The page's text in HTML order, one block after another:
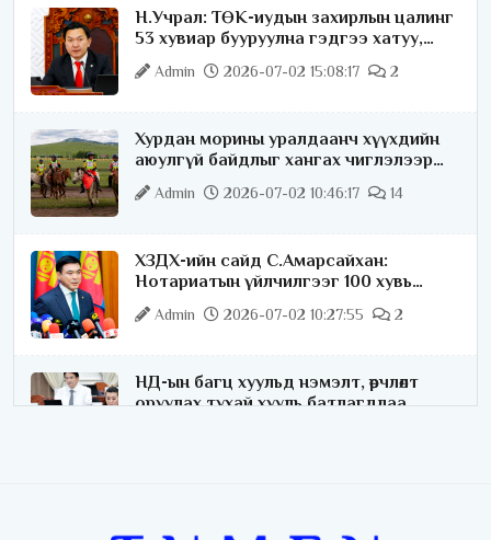
Н.Учрал: ТӨК-иудын захирлын цалинг
53 хувиар бууруулна гэдгээ хатуу,
хариуцлагатайгаар хэлье
Admin 2026-07-02 15:08:17 2
Хурдан морины уралдаанч хүүхдийн
аюулгүй байдлыг хангах чиглэлээр
ажиллаж байна
Admin 2026-07-02 10:46:17 14
ХЗДХ-ийн сайд С.Амарсайхан:
Нотариатын үйлчилгээг 100 хувь
цахимжуулна
Admin 2026-07-02 10:27:55 2
НД-ын багц хуульд нэмэлт, өөрчлөлт
оруулах тухай хууль батлагдлаа